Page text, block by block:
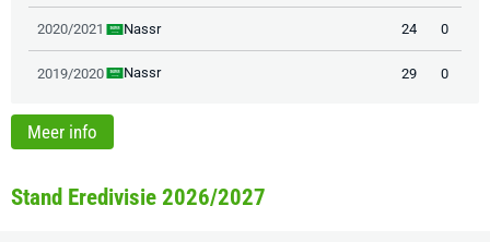
2020/2021 Nassr 24 0
2019/2020 Nassr 29 0
Meer info
Stand Eredivisie 2026/2027